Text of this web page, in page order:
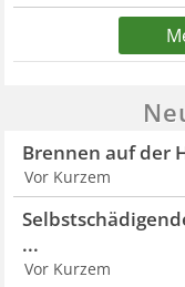
Brennen auf der
Vor Kurzem
...
Vor Kurzem